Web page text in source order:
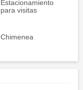
Estacionamiento
para visitas
Chimenea